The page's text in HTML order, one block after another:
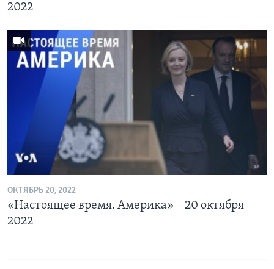
2022
ОКТЯБРЬ 20, 2022
«Настоящее время. Америка» – 20 октября
2022